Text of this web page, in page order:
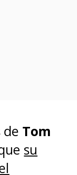
de Tom
su